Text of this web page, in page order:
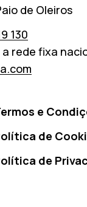
de Oleiros
130
rede fixa
e
de
de